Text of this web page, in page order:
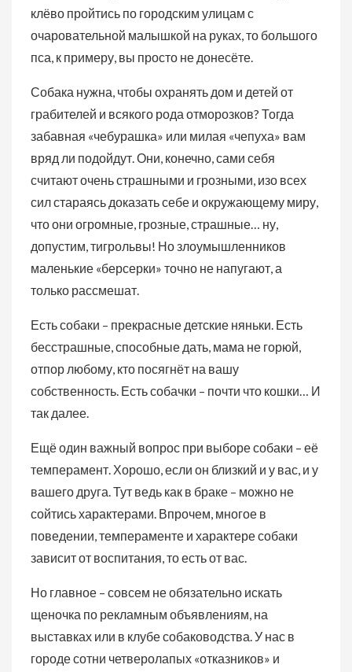
клёво пройтись по городским улицам с
очаровательной малышкой на руках, то большого
пса, к примеру, вы просто не донесёте.
Собака нужна, чтобы охранять дом и детей от
грабителей и всякого рода отморозков? Тогда
забавная «чебурашка» или милая «чепуха» вам
вряд ли подойдут. Они, конечно, сами себя
считают очень страшными и грозными, изо всех
сил стараясь доказать себе и окружающему миру,
что они огромные, грозные, страшные… ну,
допустим, тигрольвы! Но злоумышленников
маленькие «берсерки» точно не напугают, а
только рассмешат.
Есть собаки – прекрасные детские няньки. Есть
бесстрашные, способные дать, мама не горюй,
отпор любому, кто посягнёт на вашу
собственность. Есть собачки – почти что кошки… И
так далее.
Ещё один важный вопрос при выборе собаки – её
темперамент. Хорошо, если он близкий и у вас, и у
вашего друга. Тут ведь как в браке – можно не
сойтись характерами. Впрочем, многое в
поведении, темпераменте и характере собаки
зависит от воспитания, то есть от вас.
Но главное – совсем не обязательно искать
щеночка по рекламным объявлениям, на
выставках или в клубе собаководства. У нас в
городе сотни четверолапых «отказников» и